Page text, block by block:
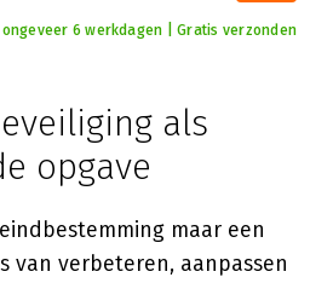
6 werkdagen | Gratis verzonden
als
opgave
maar een
van verbeteren, aanpassen